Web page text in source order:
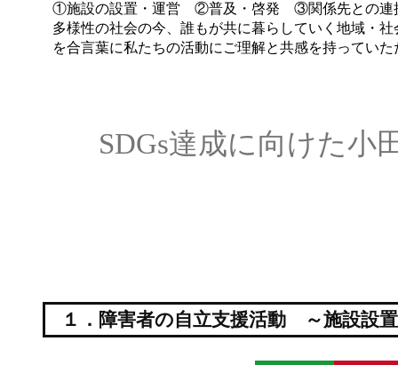
①施設の設置・運営 ②普及・啓発 ③関係先との連
多様性の社会の今、誰もが共に暮らしていく地域・
を合言葉に私たちの活動にご理解と共感を持ってい
SDGs達成に向けた小
１．障害者の自立支援活動 ～施設設